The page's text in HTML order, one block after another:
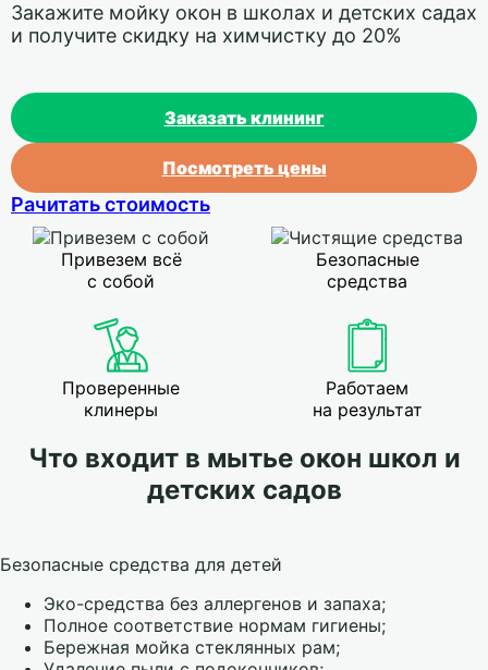
Закажите мойку окон в школах и детских садах
и получите скидку на химчистку до 20%
Заказать клининг
Посмотреть цены
Рачитать стоимость
Привезем всё
с собой
Безопасные
средства
Проверенные
клинеры
Работаем
на результат
Что входит в мытье окон школ и
детских садов
Безопасные средства для детей
Эко-средства без аллергенов и запаха;
Полное соответствие нормам гигиены;
Бережная мойка стеклянных рам;